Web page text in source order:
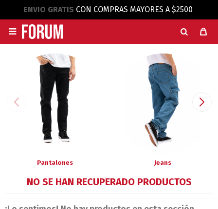
ENVIO GRATIS CON COMPRAS MAYORES A $2500

Pantalones Jeans
NO SE HAN RECUPERADO PRODUCTOS